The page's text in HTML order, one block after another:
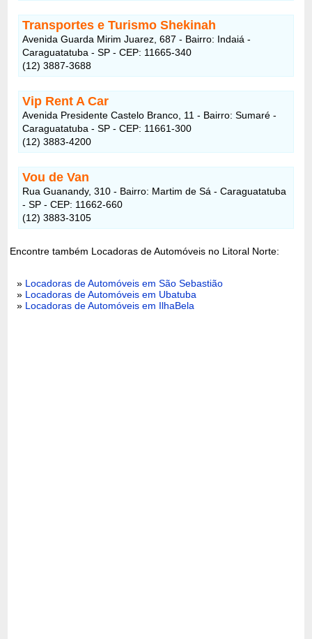
Transportes e Turismo Shekinah
Avenida Guarda Mirim Juarez, 687 - Bairro: Indaiá -
Caraguatatuba - SP - CEP: 11665-340
(12) 3887-3688
Vip Rent A Car
Avenida Presidente Castelo Branco, 11 - Bairro: Sumaré -
Caraguatatuba - SP - CEP: 11661-300
(12) 3883-4200
Vou de Van
Rua Guanandy, 310 - Bairro: Martim de Sá - Caraguatatuba
- SP - CEP: 11662-660
(12) 3883-3105
Encontre também Locadoras de Automóveis no Litoral Norte:
» Locadoras de Automóveis em São Sebastião
» Locadoras de Automóveis em Ubatuba
» Locadoras de Automóveis em IlhaBela